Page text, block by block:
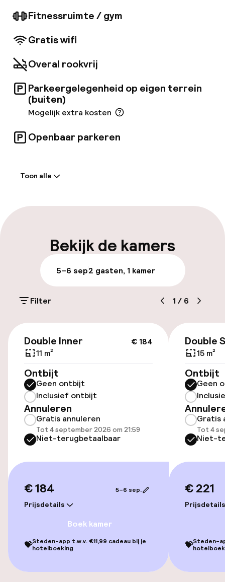
willen, kunnen ze een work-out doen in de
sportschool. Er zijn locaties om vergaderingen
en leuke dag verwelkomen de kamers reizigers
essentiële voorzieningen die nodig zijn voor
een comfortabel en onvergetelijk verblijf.
Fitnessruimte / gym
Gratis wifi
Overal rookvrij
Parkeergelegenheid op eigen terrein
(buiten)
Mogelijk extra kosten
Openbaar parkeren
Bagageruimte
Parkeren & mobiliteit
Parkeergelegenheid op eigen terrein
(buiten)
Mogelijk extra kosten
Fietsverhuur
Toegankelijkheid
Overal rolstoeltoegankelijk
Lift
Fitnessruimte / gym
Entertainment
Toon alle
Bekijk de kamers
5–6 sep2 gasten, 1 kamer
Filter 1 / 6
€ 184
Double Inner
11 m²
Ontbijt
Geen ontbijt
Inclusief ontbijt
Annuleren
Gratis annuleren
Tot 4 september 2026 om 21:59
Niet-terugbetaalbaar
€ 184
Prijsdetails
5–6 sep.
Boek kamer
💝Steden-app t.w.v. €11,99 cadeau bij je
hotelboeking
Double
15 m²
Ontbijt
Geen
Gratis
Tot 4
Niet-
€ 221
Prijsdetails
💝Steden-